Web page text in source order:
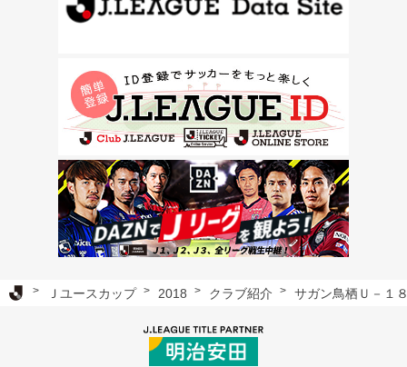
Ｊリーグ TOP
Ｊユースカップ 2018 クラブ紹介 サガン鳥栖Ｕ－１